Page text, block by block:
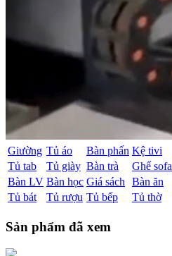
Giường Tủ áo Bàn phấn Kệ tivi
Tủ tab Tủ giày Bàn trà
Ghế sofa
Bàn LV Bàn học Giá sách Bàn ăn
Tủ bát Tủ rượu Tủ bếp Tủ thờ
Sản phẩm đã xem